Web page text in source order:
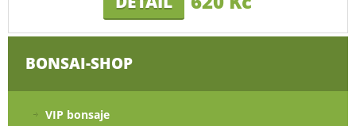
BONSAI-SHOP
VIP bonsaje